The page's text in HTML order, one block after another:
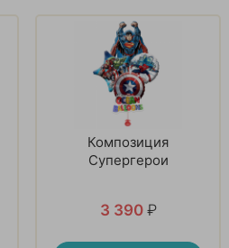
Композиция
Супергерои
3 390 ₽